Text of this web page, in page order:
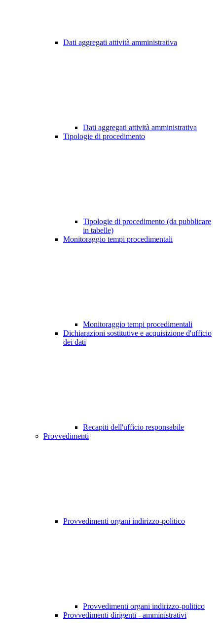
Dati aggregati attività amministrativa
Dati aggregati attività amministrativa
Tipologie di procedimento
Tipologie di procedimento (da pubblicare
in tabelle)
Monitoraggio tempi procedimentali
Monitoraggio tempi procedimentali
Dichiarazioni sostitutive e acquisizione d'ufficio
dei dati
Recapiti dell'ufficio responsabile
Provvedimenti
Provvedimenti organi indirizzo-politico
Provvedimenti organi indirizzo-politico
Provvedimenti dirigenti - amministrativi